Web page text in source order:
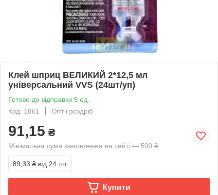
Клей шприц ВЕЛИКИЙ 2*12,5 мл
універсальний VVS (24шт/уп)
Готово до відправки 9 од.
Код: 1861
Опт і роздріб
91,15 ₴
Мінімальна сума замовлення на сайті — 500 ₴
89,33 ₴ від 24 шт.
Купити